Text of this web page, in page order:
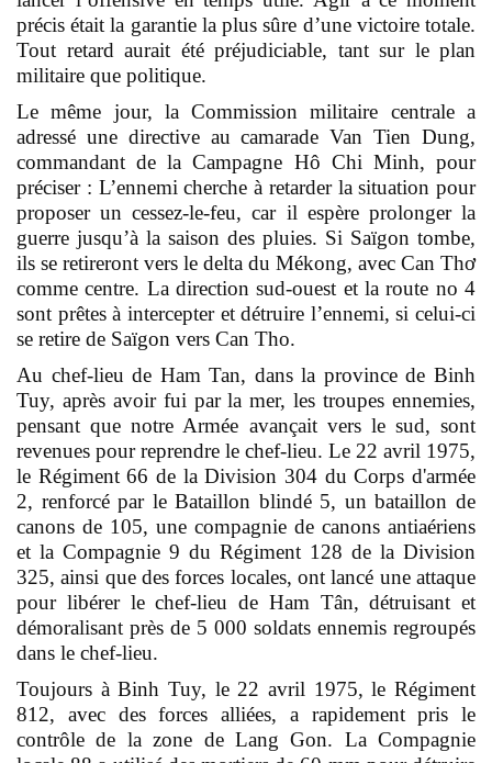
précis était la garantie la plus sûre d’une victoire totale.
Tout retard aurait été préjudiciable, tant sur le plan
militaire que politique.
Le même jour, la Commission militaire centrale a
adressé une directive au camarade Van Tien Dung,
commandant de la Campagne Hô Chi Minh, pour
préciser : L’ennemi cherche à retarder la situation pour
proposer un cessez-le-feu, car il espère prolonger la
guerre jusqu’à la saison des pluies. Si Saïgon tombe,
ils se retireront vers le delta du Mékong, avec Can Thơ
comme centre. La direction sud-ouest et la route no 4
sont prêtes à intercepter et détruire l’ennemi, si celui-ci
se retire de Saïgon vers Can Tho.
Au chef-lieu de Ham Tan, dans la province de Binh
Tuy, après avoir fui par la mer, les troupes ennemies,
pensant que notre Armée avançait vers le sud, sont
revenues pour reprendre le chef-lieu. Le 22 avril 1975,
le Régiment 66 de la Division 304 du Corps d'armée
2, renforcé par le Bataillon blindé 5, un bataillon de
canons de 105, une compagnie de canons antiaériens
et la Compagnie 9 du Régiment 128 de la Division
325, ainsi que des forces locales, ont lancé une attaque
pour libérer le chef-lieu de Ham Tân, détruisant et
démoralisant près de 5 000 soldats ennemis regroupés
dans le chef-lieu.
Toujours à Binh Tuy, le 22 avril 1975, le Régiment
812, avec des forces alliées, a rapidement pris le
contrôle de la zone de Lang Gon. La Compagnie